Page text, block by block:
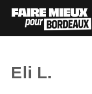
Eli L.